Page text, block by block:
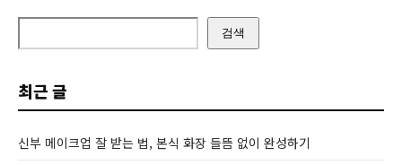
검색
최근 글
신부 메이크업 잘 받는 법, 본식 화장 들뜸 없이 완성하기